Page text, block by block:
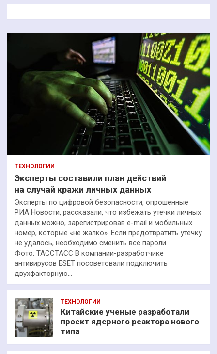
к
ТЕХНОЛОГИИ
Эксперты составили план действий
на случай кражи личных данных
Эксперты по цифровой безопасности, опрошенные
РИА Новости, рассказали, что избежать утечки личных
данных можно, зарегистрировав e-mail и мобильных
номер, которые «не жалко». Если предотвратить утечку
не удалось, необходимо сменить все пароли.
Фото: ТАССТАСС В компании-разработчике
антивирусов ESET посоветовали подключить
двухфакторную…
ТЕХНОЛОГИИ
Китайские ученые разработали
проект ядерного реактора нового
типа